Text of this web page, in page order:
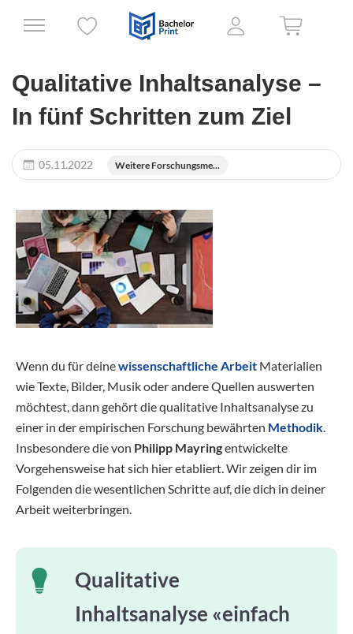
Qualitative Inhaltsanalyse –
In fünf Schritten zum Ziel
05.11.2022 Weitere Forschungsme...
Wenn du für deinewissenschaftliche Arbeit Materialien
wie Texte, Bilder, Musik oder andere Quellen auswerten
möchtest, dann gehört die qualitative Inhaltsanalyse zu
einer in der empirischen Forschung bewährten Methodik.
Insbesondere die von Philipp Mayringentwickelte
Vorgehensweise hat sich hier etabliert. Wir zeigen dir im
Folgenden die wesentlichen Schritte auf, die dich in deiner
Arbeit weiterbringen.
Qualitative
Inhaltsanalyse «einfach